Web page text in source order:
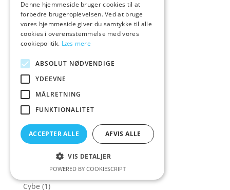
Cottelli Collection (573)
Cowgirl (7)
Crave (1)
Crazy Deals (30)
Creative Conceptions
Creature Cocks (43)
Crisco (1)
Cross Dressing (14)
Crystal Clear
Crystal Jellies (4)
Cum Face (2)
Cybe (1)
Denne hjemmeside bruger cookies til at
forbedre brugeroplevelsen. Ved at bruge
vores hjemmeside giver du samtykke til alle
cookies i overensstemmelse med vores
cookiepolitik. Læs mere
ABSOLUT NØDVENDIGE
YDEEVNE
MÅLRETNING
FUNKTIONALITET
ACCEPTER ALLE AFVIS ALLE
VIS DETALJER
POWERED BY COOKIESCRIPT